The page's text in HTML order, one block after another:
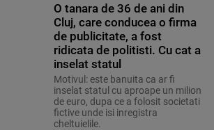
O tanara de 36 de ani din
Cluj, care conducea o firma
de publicitate, a fost
ridicata de politisti. Cu cat a
inselat statul
Motivul: este banuita ca ar fi
inselat statul cu aproape un milion
de euro, dupa ce a folosit societati
fictive unde isi inregistra
cheltuielile.